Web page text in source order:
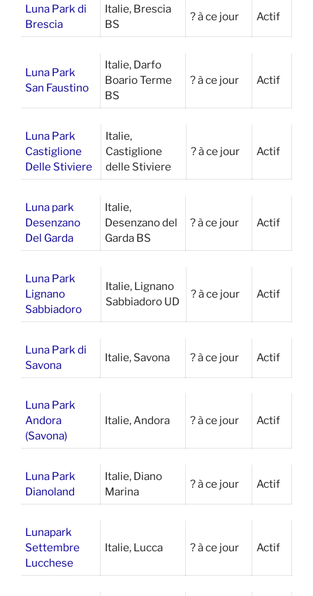
Luna Park di
Brescia
Italie, Brescia
BS
? à ce jour Actif
Luna Park
San Faustino
Italie, Darfo
Boario Terme
BS
? à ce jour Actif
Luna Park
Castiglione
Delle Stiviere
Italie,
Castiglione
delle Stiviere
? à ce jour Actif
Luna park
Desenzano
Del Garda
Italie,
Desenzano del
Garda BS
? à ce jour Actif
Luna Park
Lignano
Sabbiadoro
Italie, Lignano
Sabbiadoro UD
? à ce jour Actif
Luna Park di
Savona
Italie, Savona ? à ce jour Actif
Luna Park
Andora
(Savona)
Italie, Andora ? à ce jour Actif
Luna Park
Dianoland
Italie, Diano
Marina
? à ce jour Actif
Lunapark
Settembre
Lucchese
Italie, Lucca ? à ce jour Actif